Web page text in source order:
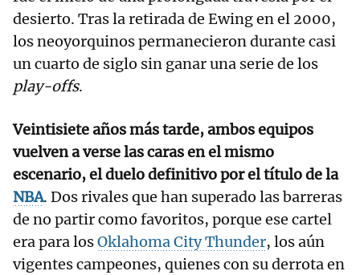
desierto. Tras la retirada de Ewing en el 2000,
los neoyorquinos permanecieron durante casi
un cuarto de siglo sin ganar una serie de los
play-offs.
Veintisiete años más tarde, ambos equipos
vuelven a verse las caras en el mismo
escenario, el duelo definitivo por el título de la
NBA. Dos rivales que han superado las barreras
de no partir como favoritos, porque ese cartel
era para losOklahoma City Thunder, los aún
vigentes campeones, quienes con su derrota en